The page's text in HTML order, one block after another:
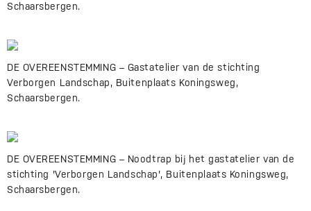
Schaarsbergen.
DE OVEREENSTEMMING – Gastatelier van de stichting
Verborgen Landschap, Buitenplaats Koningsweg,
Schaarsbergen.
DE OVEREENSTEMMING – Noodtrap bij het gastatelier van de
stichting 'Verborgen Landschap', Buitenplaats Koningsweg,
Schaarsbergen.